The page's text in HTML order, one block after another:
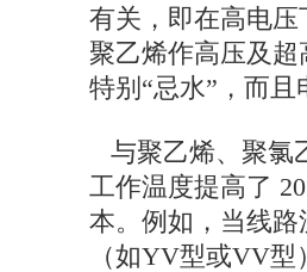
有关，即在高电
聚乙烯作高压及
特别“忌水”，而
与聚乙烯、聚氯
工作温度提高了
本。例如，当线
（如YV型或VV